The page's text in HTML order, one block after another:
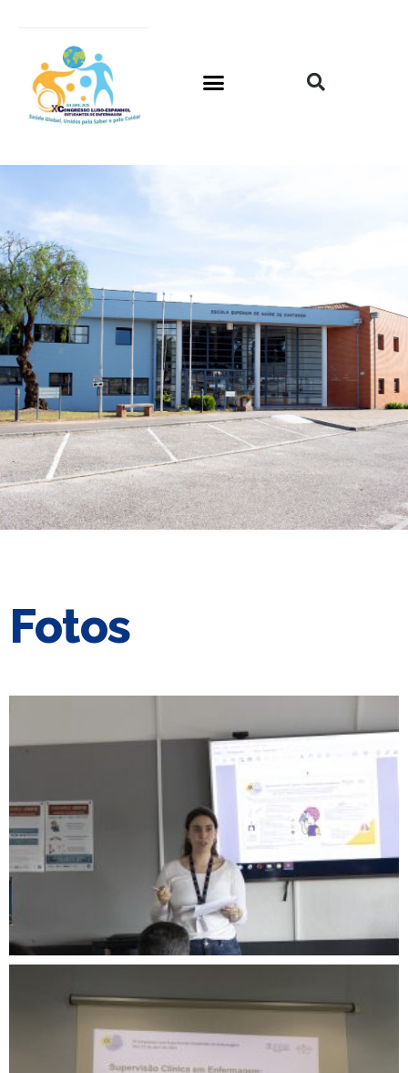
Fotos